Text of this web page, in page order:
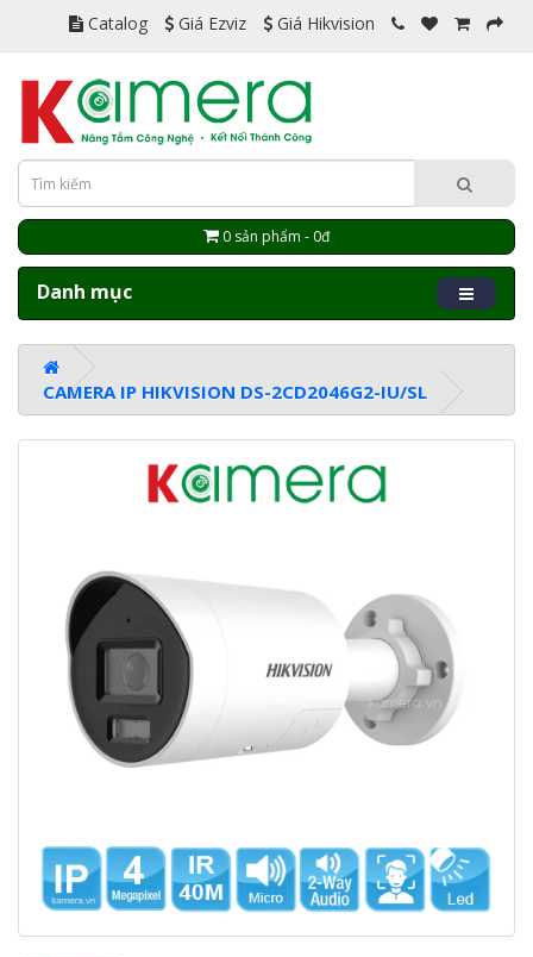
Catalog Giá Ezviz Giá Hikvision
0 sản phẩm - 0đ
Danh mục
CAMERA IP HIKVISION DS-2CD2046G2-IU/SL